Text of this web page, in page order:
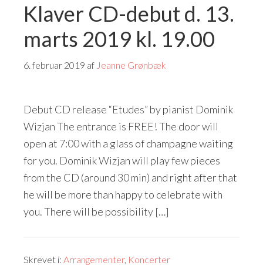
Klaver CD-debut d. 13.
marts 2019 kl. 19.00
6. februar 2019 af Jeanne Grønbæk
Debut CD release “Etudes” by pianist Dominik
Wizjan The entrance is FREE! The door will
open at 7:00 with a glass of champagne waiting
for you. Dominik Wizjan will play few pieces
from the CD (around 30 min) and right after that
he will be more than happy to celebrate with
you. There will be possibility […]
Skrevet i: Arrangementer, Koncerter